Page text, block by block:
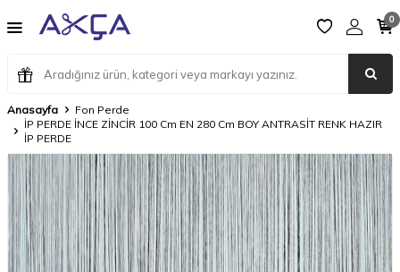
0
Anasayfa
Fon Perde
İP PERDE İNCE ZİNCİR 100 Cm EN 280 Cm BOY ANTRASİT RENK HAZIR
İP PERDE